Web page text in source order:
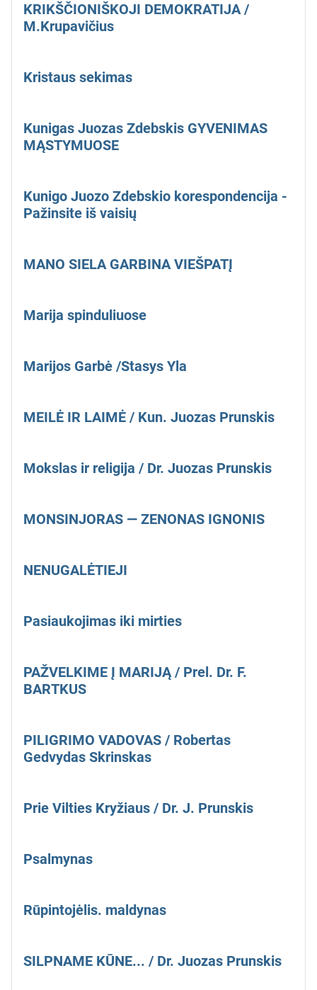
KRIKŠČIONIŠKOJI DEMOKRATIJA /
M.Krupavičius
Kristaus sekimas
Kunigas Juozas Zdebskis GYVENIMAS
MĄSTYMUOSE
Kunigo Juozo Zdebskio korespondencija -
Pažinsite iš vaisių
MANO SIELA GARBINA VIEŠPATĮ
Marija spinduliuose
Marijos Garbė /Stasys Yla
MEILĖ IR LAIMĖ / Kun. Juozas Prunskis
Mokslas ir religija / Dr. Juozas Prunskis
MONSINJORAS — ZENONAS IGNONIS
NENUGALĖTIEJI
Pasiaukojimas iki mirties
PAŽVELKIME Į MARIJĄ / Prel. Dr. F.
BARTKUS
PILIGRIMO VADOVAS / Robertas
Gedvydas Skrinskas
Prie Vilties Kryžiaus / Dr. J. Prunskis
Psalmynas
Rūpintojėlis. maldynas
SILPNAME KŪNE... / Dr. Juozas Prunskis